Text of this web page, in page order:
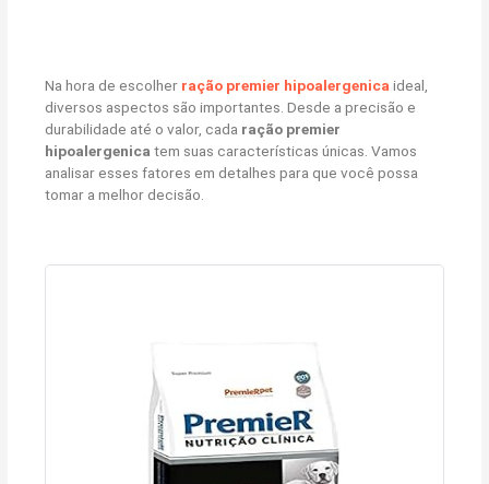
Na hora de escolher ração premier hipoalergenica ideal,
diversos aspectos são importantes. Desde a precisão e
durabilidade até o valor, cada ração premier
hipoalergenica tem suas características únicas. Vamos
analisar esses fatores em detalhes para que você possa
tomar a melhor decisão.